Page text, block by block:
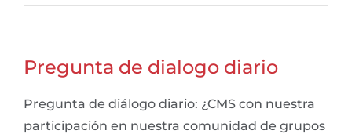
Pregunta de dialogo diario
Pregunta de diálogo diario: ¿CMS con nuestra
participación en nuestra comunidad de grupos